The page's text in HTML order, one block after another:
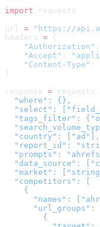
import requests
url = " https://
headers = {
    "Authorization"
:
    "Accept"
:
    "Content-Type"
:
}
response =
  "where": {},
"select":
"tags_filter":
  "country": ["ad"],
"report_id":
"prompts":
"data_source":
"market":
  "competitors": [
    {
"names":
      "url_groups": [
        {